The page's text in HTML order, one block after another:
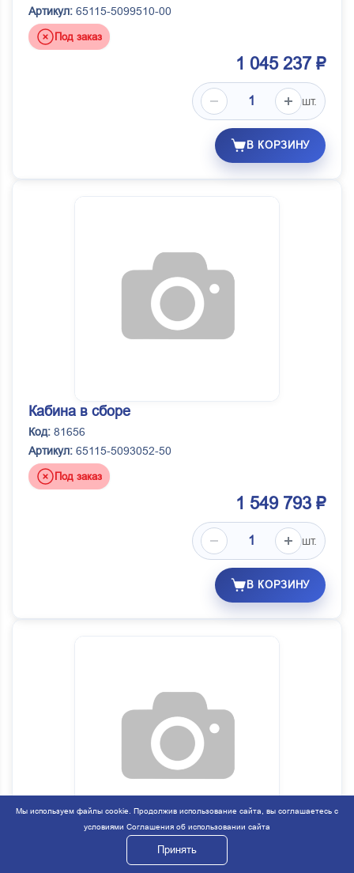
Артикул: 65115-5099510-00
Под заказ
1 045 237 ₽
шт.
В КОРЗИНУ
Кабина в сборе
Код: 81656
Артикул: 65115-5093052-50
Под заказ
1 549 793 ₽
шт.
В КОРЗИНУ
Кабина с дверями окрашеная
Мы используем файлы cookie. Продолжив использование сайта, вы соглашаетесь с
условиями Соглашения об использовании сайта
Принять